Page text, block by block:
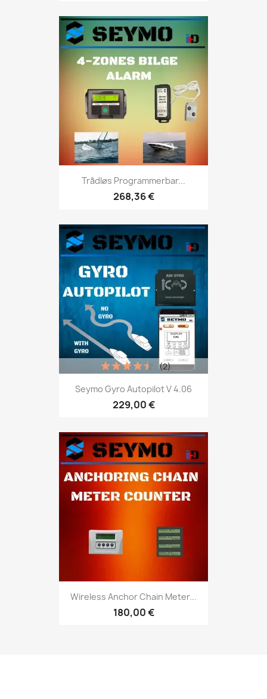
Trådløs Programmerbar...
268,36 €
Seymo Gyro Autopilot V 4.06
229,00 €
(2)
Wireless Anchor Chain Meter...
180,00 €